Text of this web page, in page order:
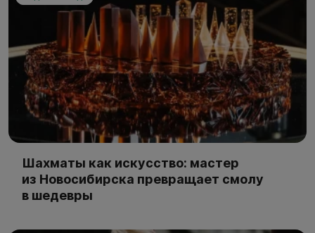
Шахматы как искусство: мастер
из Новосибирска превращает смолу
в шедевры